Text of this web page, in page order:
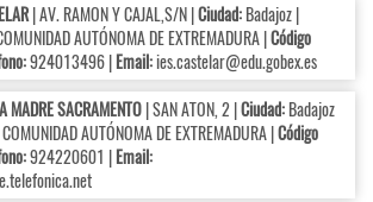
| AV. RAMON Y CAJAL,S/N |Ciudad:Badajoz |
AUTÓNOMA DE EXTREMADURA |Código
924013496 |Email:ies.castelar@edu.gobex.es
SACRAMENTO| SAN ATON, 2 |Ciudad:Badajoz
AUTÓNOMA DE EXTREMADURA |Código
924220601 |Email: